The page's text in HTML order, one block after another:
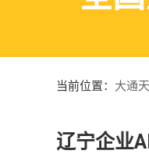
当前位置： 大通
辽宁企业